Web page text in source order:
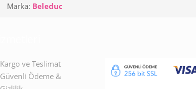
Marka: Beleduc
Kargo ve Teslimat
Güvenli Ödeme &